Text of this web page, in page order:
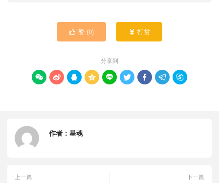
 赞 (0)  打赏
分享到
        
作者： 星魂
上一篇
下一篇